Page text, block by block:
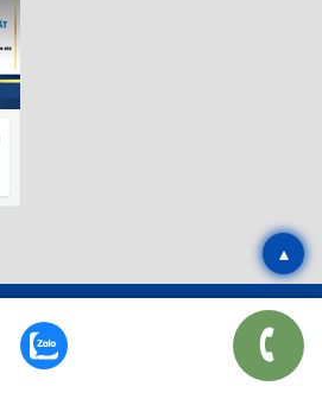
Văn Phòng Phẩm Ba Nhất
kế web
▴